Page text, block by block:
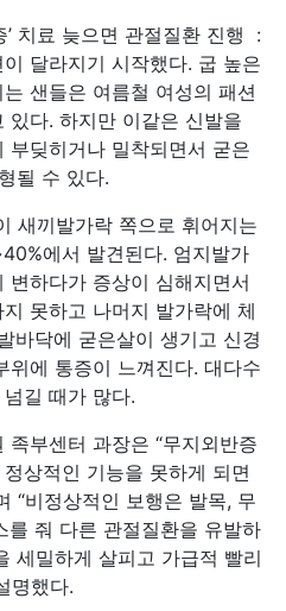
치료 늦으면 관절질환 진행 :
달라지기 시작했다. 굽 높은
샌들은 여름철 여성의 패션
있다. 하지만 이같은 신발을
부딪히거나 밀착되면서 굳은
될 수 있다.
새끼발가락 쪽으로 휘어지는
에서 발견된다. 엄지발가
변하다가 증상이 심해지면서
못하고 나머지 발가락에 체
바닥에 굳은살이 생기고 신경
위에 통증이 느껴진다. 대다수
길 때가 많다.
부센터 과장은 “무지외반증
상적인 기능을 못하게 되면
“비정상적인 보행은 발목, 무
를 줘 다른 관절질환을 유발하
세밀하게 살피고 가급적 빨리
명했다.